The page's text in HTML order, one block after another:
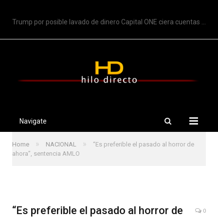
Trump por posible lavado de dinero Capital ONE ciera cuentas de Trump
Navigate
Home » NACIONAL »
“Es preferible el pasado al horror de
ahora”, sentencia AMLO
“Es preferible el pasado al horror de
0